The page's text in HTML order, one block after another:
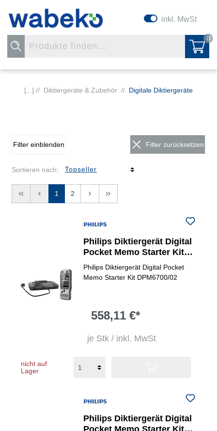
inkl. MwSt
0
[...] // Diktiergeräte & Zubehör // Digitale Diktiergeräte
Filter einblenden Filter zurücksetzen
Sortieren nach:
<< < 1 2 > >>
Philips Diktiergerät Digital
Pocket Memo Starter Kit
DPM 6700
Philips Diktiergerät Digital Pocket
Memo Starter Kit DPM6700/02
558,11 €*
je Stk / inkl. MwSt
nicht auf
Lager
Philips Diktiergerät Digital
Pocket Memo Starter Kit